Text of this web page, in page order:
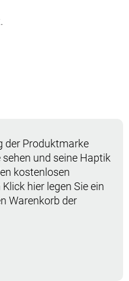
der Produktmarke
und seine Haptik
kostenlosen
hier legen Sie ein
Warenkorb der